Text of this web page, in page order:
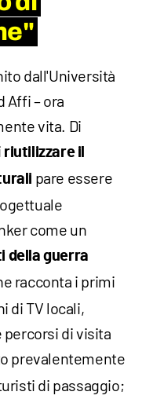
dall'Università
Affi – ora
vita. Di
riutilizzare il
pare essere
come un
della guerra
racconta i primi
di TV locali,
percorsi di visita
prevalentemente
di passaggio;